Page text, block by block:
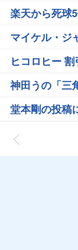
楽天から死球
マイケル・ジ
ヒコロヒー
神田うの「三
堂本剛の投稿